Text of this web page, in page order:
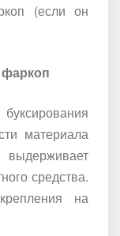
(если он
материала
средства.
на